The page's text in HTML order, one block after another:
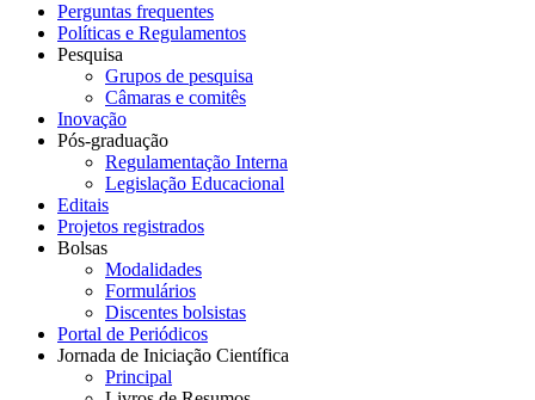
Perguntas frequentes
Políticas e Regulamentos
Pesquisa
Grupos de pesquisa
Câmaras e comitês
Inovação
Pós-graduação
Regulamentação Interna
Legislação Educacional
Editais
Projetos registrados
Bolsas
Modalidades
Formulários
Discentes bolsistas
Portal de Periódicos
Jornada de Iniciação Científica
Principal